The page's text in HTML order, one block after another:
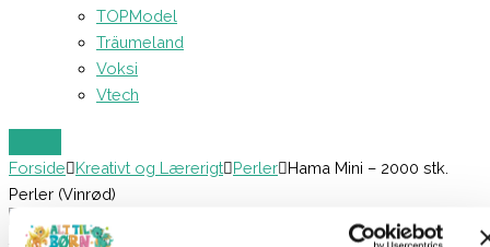
TOPModel
Träumeland
Voksi
Vtech
Forside Kreativt og Lærerigt Perler Hama Mini – 2000 stk.
Perler (Vinrød)